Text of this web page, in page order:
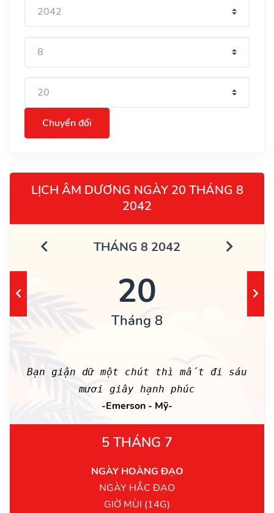
Chuyển đổi
LỊCH ÂM DƯƠNG NGÀY 20 THÁNG 8
2042
THÁNG 8 2042
20
Tháng 8
Bạn giận dữ một chút thì mất đi sáu
mươi giây hạnh phúc
-Emerson - Mỹ-
5 THÁNG 7
NGÀY HOÀNG ĐẠO
NGÀY HẮC ĐẠO
GIỜ MÙI (14G)